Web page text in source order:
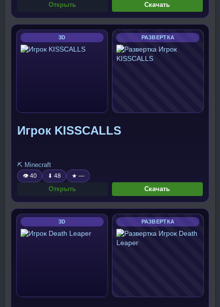
Открыть Скачать
3D РАЗВЕРТКА
Игрок KISSCALLS
⛏️ Minecraft
👁 40 ⬇ 48 ★ —
Открыть Скачать
3D РАЗВЕРТКА